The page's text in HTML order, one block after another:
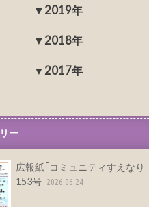
2019年
2018年
2017年
ー
広報紙｢コミュニティすえなり｣
153号 2026.06.24